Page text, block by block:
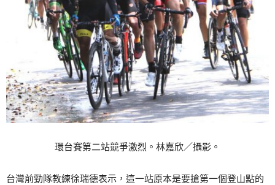
環台賽第二站競爭激烈。林嘉欣／攝影。
台灣前勁隊教練徐瑞德表示，這一站原本是要搶第一個登山點的